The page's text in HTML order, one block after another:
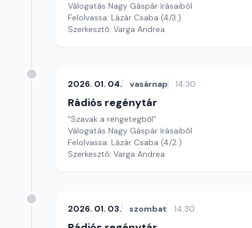
Válogatás Nagy Gáspár írásaiból
Felolvassa: Lázár Csaba (4/3.)
Szerkesztő: Varga Andrea
2026. 01. 04. vasárnap 14:30
Rádiós regénytár
"Szavak a rengetegből"
Válogatás Nagy Gáspár írásaiból
Felolvassa: Lázár Csaba (4/2.)
Szerkesztő: Varga Andrea
2026. 01. 03. szombat 14:30